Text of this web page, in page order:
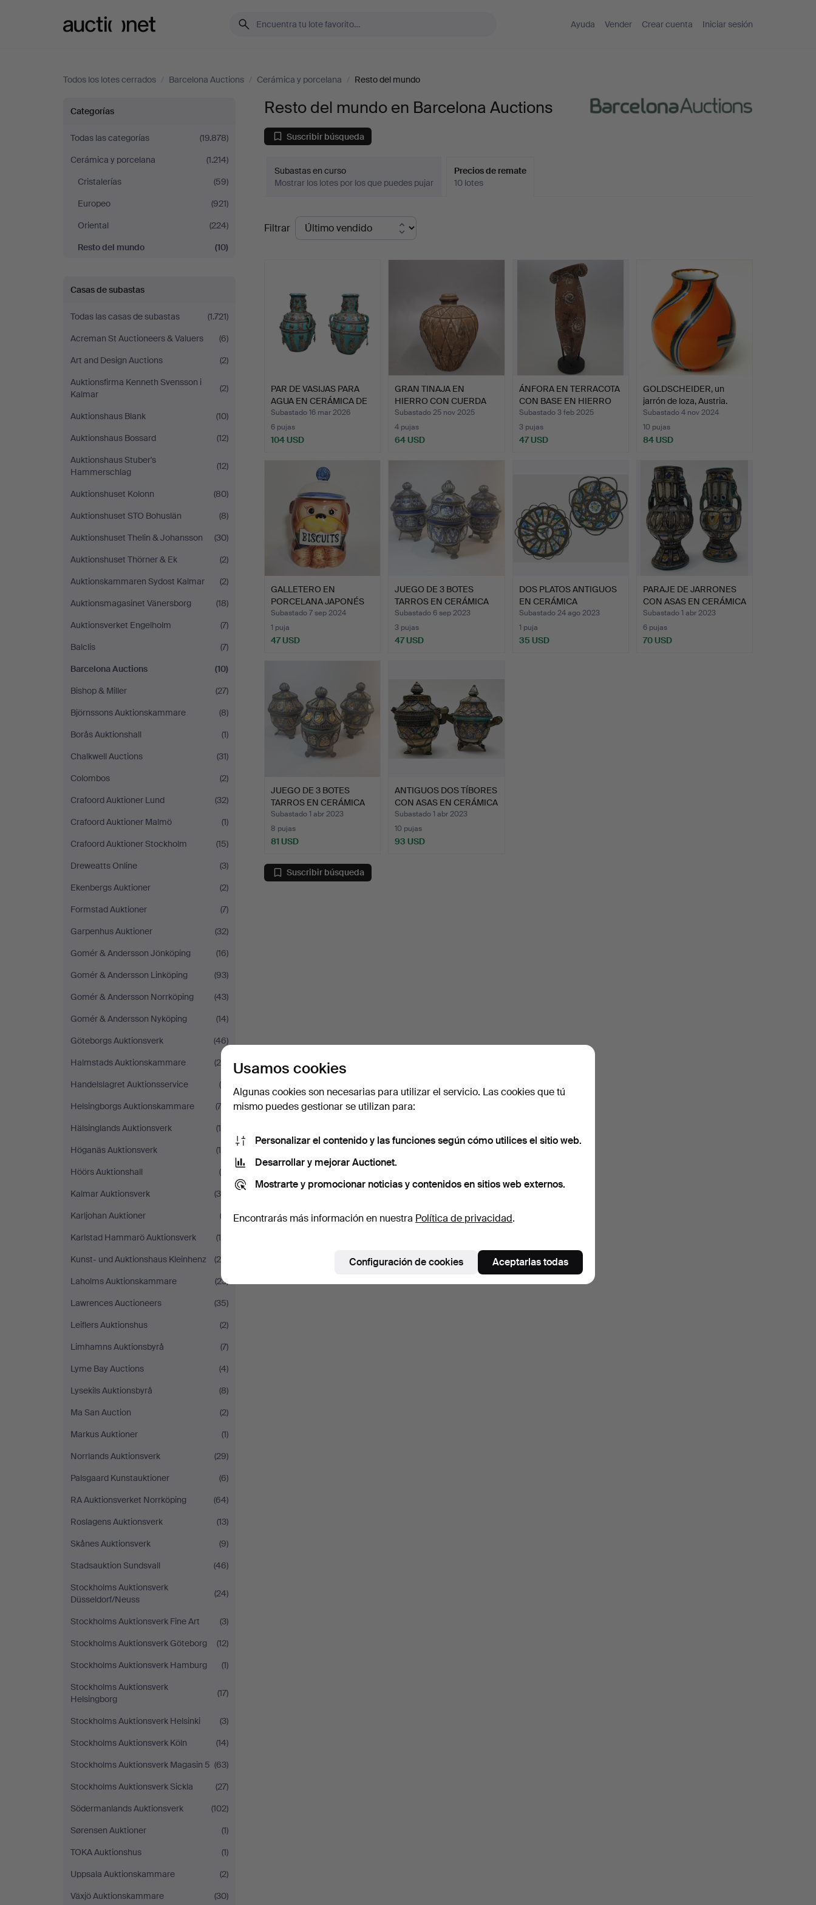
Ayuda Vender Crear cuenta Iniciar sesión
Todos los lotes cerrados / Barcelona Auctions / Cerámica y porcelana / Resto del mundo
Resto
del
mundo
en
Barcelona
Auctions
Categorías
Todas las categorías
(19.878)
Cerámica y porcelana
(1.214)
Cristalerías
(59)
Europeo
(921)
Oriental
(224)
Resto del mundo
(10)
Casas de subastas
Todas las casas de subastas
(1.721)
Acreman St Auctioneers & Valuers
(6)
Art and Design Auctions
(2)
Auktionsfirma Kenneth Svensson i
Kalmar
(2)
Auktionshaus Blank
(10)
Auktionshaus Bossard
(12)
Auktionshaus Stuber's
Hammerschlag
(12)
Auktionshuset Kolonn
(80)
Auktionshuset STO Bohuslän
(8)
Auktionshuset Thelin & Johansson
(30)
Auktionshuset Thörner & Ek
(2)
Auktionskammaren Sydost Kalmar
(2)
Auktionsmagasinet Vänersborg
(18)
Auktionsverket Engelholm
(7)
Balclis
(7)
Barcelona Auctions
(10)
Bishop & Miller
(27)
Björnssons Auktionskammare
(8)
Borås Auktionshall
(1)
Chalkwell Auctions
(31)
Colombos
(2)
Crafoord Auktioner Lund
(32)
Crafoord Auktioner Malmö
(1)
Crafoord Auktioner Stockholm
(15)
Dreweatts Online
(3)
Ekenbergs Auktioner
(2)
Formstad Auktioner
(7)
Garpenhus Auktioner
(32)
Gomér & Andersson Jönköping
(16)
Gomér & Andersson Linköping
(93)
Gomér & Andersson Norrköping
(43)
Gomér & Andersson Nyköping
(14)
Göteborgs Auktionsverk
(46)
Halmstads Auktionskammare
(29)
Handelslagret Auktionsservice
(6)
Helsingborgs Auktionskammare
(74)
Hälsinglands Auktionsverk
(18)
Höganäs Auktionsverk
(10)
Höörs Auktionshall
(9)
Kalmar Auktionsverk
(38)
Karljohan Auktioner
(2)
Karlstad Hammarö Auktionsverk
(14)
Kunst- und Auktionshaus Kleinhenz
(26)
Laholms Auktionskammare
(23)
Lawrences Auctioneers
(35)
Leiflers Auktionshus
(2)
Limhamns Auktionsbyrå
(7)
Lyme Bay Auctions
(4)
Lysekils Auktionsbyrå
(8)
Ma San Auction
(2)
Markus Auktioner
(1)
Norrlands Auktionsverk
(29)
Palsgaard Kunstauktioner
(6)
RA Auktionsverket Norrköping
(64)
Roslagens Auktionsverk
(13)
Skånes Auktionsverk
(9)
Stadsauktion Sundsvall
(46)
Stockholms Auktionsverk
Düsseldorf/Neuss
(24)
Stockholms Auktionsverk Fine Art
(3)
Stockholms Auktionsverk Göteborg
(12)
Stockholms Auktionsverk Hamburg
(1)
Stockholms Auktionsverk
Helsingborg
(17)
Stockholms Auktionsverk Helsinki
(3)
Stockholms Auktionsverk Köln
(14)
Stockholms Auktionsverk Magasin 5 (63)
Stockholms Auktionsverk Sickla
(27)
Södermanlands Auktionsverk
(102)
Sørensen Auktioner
(1)
TOKA Auktionshus
(1)
Uppsala Auktionskammare
(2)
Växjö Auktionskammare
(30)
Resto del mundo en Barcelona Auctions
Suscribir búsqueda
Subastas en curso
Mostrar los lotes por los que puedes pujar
Precios de remate
10 lotes
Precios
de
Filtrar
PAR DE VASIJAS PARA
AGUA EN CERÁMICA DE
CH…
Subastado 16 mar 2026
6 pujas
104 USD
GRAN TINAJA EN
HIERRO CON CUERDA
TRENZADA.…
Subastado 25 nov 2025
4 pujas
64 USD
ÁNFORA EN TERRACOTA
CON BASE EN HIERRO
SIG…
Subastado 3 feb 2025
3 pujas
47 USD
GOLDSCHEIDER, un
jarrón de loza, Austria.
Subastado 4 nov 2024
10 pujas
84 USD
GALLETERO EN
PORCELANA JAPONÉS
EN FORMA DE…
Subastado 7 sep 2024
1 puja
47 USD
JUEGO DE 3 BOTES
TARROS EN CERÁMICA
MARROQ…
Subastado 6 sep 2023
3 pujas
47 USD
DOS PLATOS ANTIGUOS
EN CERÁMICA
MARROQUÍ. …
Subastado 24 ago 2023
1 puja
35 USD
PARAJE DE JARRONES
CON ASAS EN CERÁMICA
MA…
Subastado 1 abr 2023
6 pujas
70 USD
JUEGO DE 3 BOTES
TARROS EN CERÁMICA
MARROQ…
Subastado 1 abr 2023
8 pujas
81 USD
ANTIGUOS DOS TÍBORES
CON ASAS EN CERÁMICA
…
Subastado 1 abr 2023
10 pujas
93 USD
Suscribir búsqueda
Usamos cookies
Algunas cookies son necesarias para utilizar el servicio. Las cookies que tú
mismo puedes gestionar se utilizan para:
Personalizar el contenido y las funciones según cómo utilices el sitio web.
Desarrollar y mejorar Auctionet.
Mostrarte y promocionar noticias y contenidos en sitios web externos.
Encontrarás más información en nuestra Política de privacidad.
Configuración de cookies Aceptarlas todas